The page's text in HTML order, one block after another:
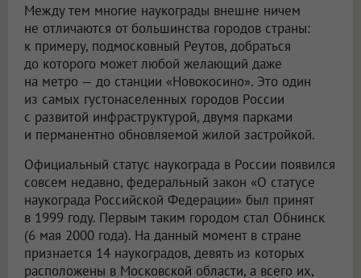
Между тем многие наукограды внешне ничем
не отличаются от большинства городов страны:
к примеру, подмосковный Реутов, добраться
до которого может любой желающий даже
на метро — до станции «Новокосино». Это один
из самых густонаселенных городов России
с развитой инфраструктурой, двумя парками
и перманентно обновляемой жилой застройкой.
Официальный статус наукограда в России появился
совсем недавно, федеральный закон «О статусе
наукограда Российской Федерации» был принят
в 1999 году. Первым таким городом стал Обнинск
(6 мая 2000 года). На данный момент в стране
признается 14 наукоградов, девять из которых
расположены в Московской области, а всего их,